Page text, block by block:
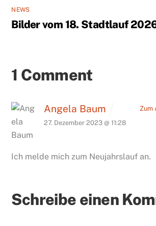
NEWS
Bilder vom 18. Stadtlauf
1 Comment
Angela Baum
27. Dezember 2023 @ 11:28
Ich melde mich zum Neujahrslauf an.
Zum
Schreibe einen